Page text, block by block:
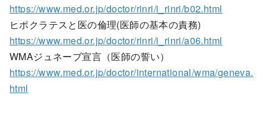
https://www.med.or.jp/doctor/rinri/i_rinri/b02.html
ヒポクラテスと医の倫理(医師の基本の責務)
https://www.med.or.jp/doctor/rinri/i_rinri/a06.html
WMAジュネーブ宣言（医師の誓い）
https://www.med.or.jp/doctor/international/wma/geneva.
html